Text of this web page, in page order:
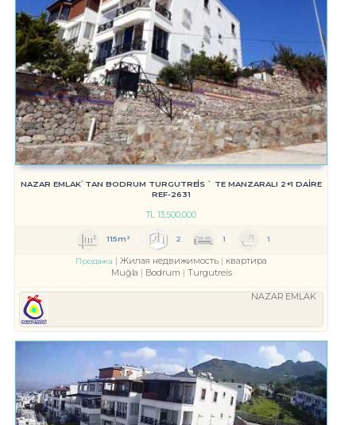
NAZAR EMLAK`TAN BODRUM TURGUTREİS ` TE MANZARALI 2+1 DAİRE
REF-2631
TL 13,500,000
115m² 2 1 1
Продажа Жилая недвижимость
квартира
Muğla
Bodrum Turgutreis
NAZAR EMLAK